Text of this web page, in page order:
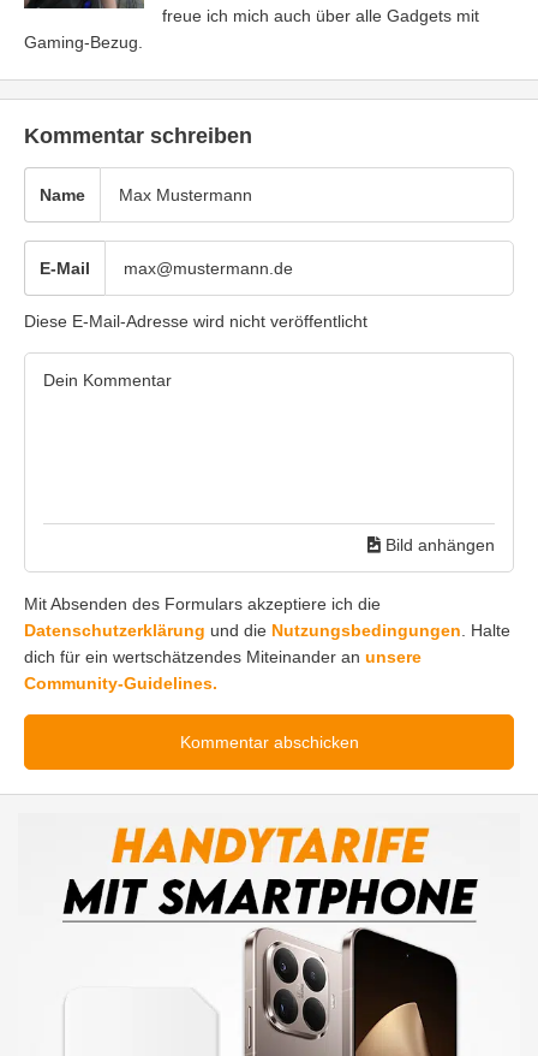
freue ich mich auch über alle Gadgets mit
Gaming-Bezug.
Kommentar schreiben
Name
E-Mail
Diese E-Mail-Adresse wird nicht veröffentlicht
Bild anhängen
Mit Absenden des Formulars akzeptiere ich die
Datenschutzerklärung und die Nutzungsbedingungen . Halte
dich für ein wertschätzendes Miteinander an unsere
Community-Guidelines.